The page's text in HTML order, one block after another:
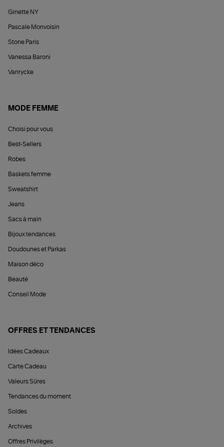
Ginette NY
Pascale Monvoisin
Stone Paris
Vanessa Baroni
Vanrycke
MODE FEMME
Choisi pour vous
Best-Sellers
Robes
Baskets femme
Sweatshirt
Jeans
Sacs à main
Bijoux tendances
Doudounes et Parkas
Maison déco
Beauté
Conseil Mode
OFFRES ET TENDANCES
Idées Cadeaux
Carte Cadeau
Valeurs Sûres
Tendances du moment
Soldes
Archives
Offres Privilèges